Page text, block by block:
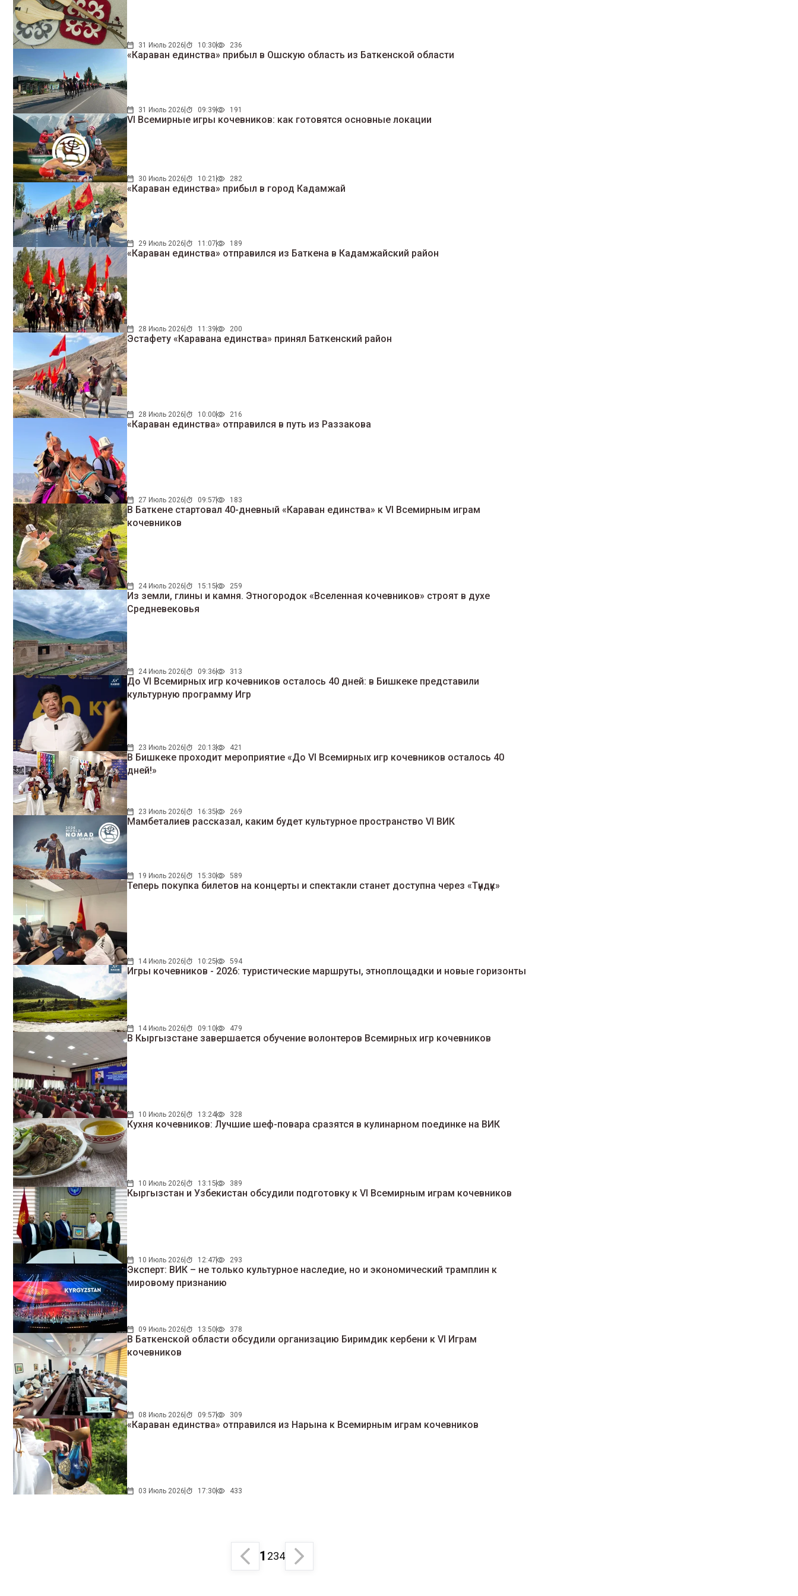
31 Июль 2026 10:30 236
«Караван единства» прибыл в Ошскую область из Баткенской области
31 Июль 2026 09:39 191
VI Всемирные игры кочевников: как готовятся основные локации
30 Июль 2026 10:21 282
«Караван единства» прибыл в город Кадамжай
29 Июль 2026 11:07 189
«Караван единства» отправился из Баткена в Кадамжайский район
28 Июль 2026 11:39 200
Эстафету «Каравана единства» принял Баткенский район
28 Июль 2026 10:00 216
«Караван единства» отправился в путь из Раззакова
27 Июль 2026 09:57 183
В Баткене стартовал 40-дневный «Караван единства» к VI Всемирным играм
кочевников
24 Июль 2026 15:15 259
Из земли, глины и камня. Этногородок «Вселенная кочевников» строят в духе
Средневековья
24 Июль 2026 09:36 313
До VI Всемирных игр кочевников осталось 40 дней: в Бишкеке представили
культурную программу Игр
23 Июль 2026 20:13 421
В Бишкеке проходит мероприятие «До VI Всемирных игр кочевников осталось 40
дней!»
23 Июль 2026 16:35 269
Мамбеталиев рассказал, каким будет культурное пространство VI ВИК
19 Июль 2026 15:30 589
Теперь покупка билетов на концерты и спектакли станет доступна через «Түндүк»
14 Июль 2026 10:25 594
Игры кочевников - 2026: туристические маршруты, этноплощадки и новые горизонты
14 Июль 2026 09:10 479
В Кыргызстане завершается обучение волонтеров Всемирных игр кочевников
10 Июль 2026 13:24 328
Кухня кочевников: Лучшие шеф-повара сразятся в кулинарном поединке на ВИК
10 Июль 2026 13:15 389
Кыргызстан и Узбекистан обсудили подготовку к VI Всемирным играм кочевников
10 Июль 2026 12:47 293
Эксперт: ВИК – не только культурное наследие, но и экономический трамплин к
мировому признанию
09 Июль 2026 13:50 378
В Баткенской области обсудили организацию Биримдик кербени к VI Играм
кочевников
08 Июль 2026 09:57 309
«Караван единства» отправился из Нарына к Всемирным играм кочевников
03 Июль 2026 17:30 433
1 234